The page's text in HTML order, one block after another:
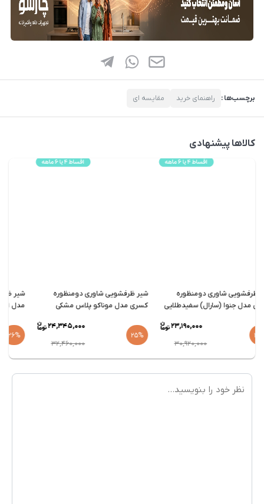
برچسب‌ها : راهنمای خرید مقایسه ای
کالاها پیشنهادی
شیر ظرفشویی شاوری دومنظوره
کسری مدل جنوا (سارال) سفیدطلایی
30,920,000
23,190,000
قیمت
شیر ظرفشویی شاوری دومنظوره
کسری مدل موناکو پلاس مشکی
32,460,000
24,345,000
قیمت